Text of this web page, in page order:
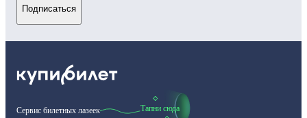
Подписаться
Сервис билетных лазеек Тапни сюда